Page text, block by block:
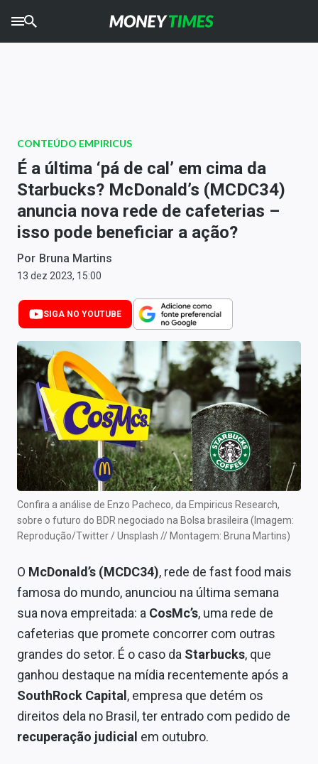
Giro do Mercado
Newsletters
Money Trader
Anuncie
Últimas Notícias
Newsletters
Cotações
Comprar ou vender?
Carteiras Recomendadas
Central de Dividendos
Central de Fundos Imobiliários
Central dos IPOs
Finanças Pessoais
Mercados
Economia
Empresas
Brasil
Política
CONTEÚDO EMPIRICUS
É a última ‘pá de cal’ em cima da
Starbucks? McDonald’s (MCDC34)
anuncia nova rede de cafeterias –
isso pode beneficiar a ação?
Por Bruna Martins
13 dez 2023, 15:00
SIGA NO YOUTUBE
Confira a análise de Enzo Pacheco, da Empiricus Research,
sobre o futuro do BDR negociado na Bolsa brasileira (Imagem:
Reprodução/Twitter / Unsplash // Montagem: Bruna Martins)
O McDonald’s (MCDC34), rede de fast food mais
famosa do mundo, anunciou na última semana
sua nova empreitada: a CosMc’s, uma rede de
cafeterias que promete concorrer com outras
grandes do setor. É o caso da Starbucks, que
ganhou destaque na mídia recentemente após a
SouthRock Capital, empresa que detém os
direitos dela no Brasil, ter entrado com pedido de
recuperação judicial em outubro.